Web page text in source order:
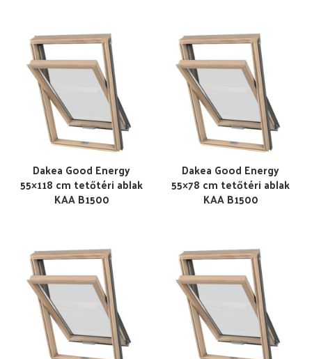
Dakea Good Energy
55×118 cm tetőtéri ablak
KAA B1500
Dakea Good Energy
55×78 cm tetőtéri ablak
KAA B1500